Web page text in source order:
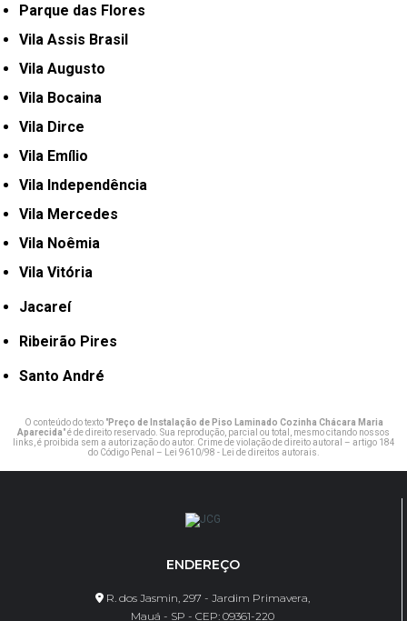
Parque das Flores
Vila Assis Brasil
Vila Augusto
Vila Bocaina
Vila Dirce
Vila Emílio
Vila Independência
Vila Mercedes
Vila Noêmia
Vila Vitória
Jacareí
Ribeirão Pires
Santo André
O conteúdo do texto "Preço de Instalação de Piso Laminado Cozinha Chácara Maria
Aparecida" é de direito reservado. Sua reprodução, parcial ou total, mesmo citando nossos
links, é proibida sem a autorização do autor. Crime de violação de direito autoral – artigo 184
do Código Penal –
Lei 9610/98 - Lei de direitos autorais
ENDEREÇO
R. dos Jasmin, 297 - Jardim Primavera,
Mauá - SP - CEP: 09361-220